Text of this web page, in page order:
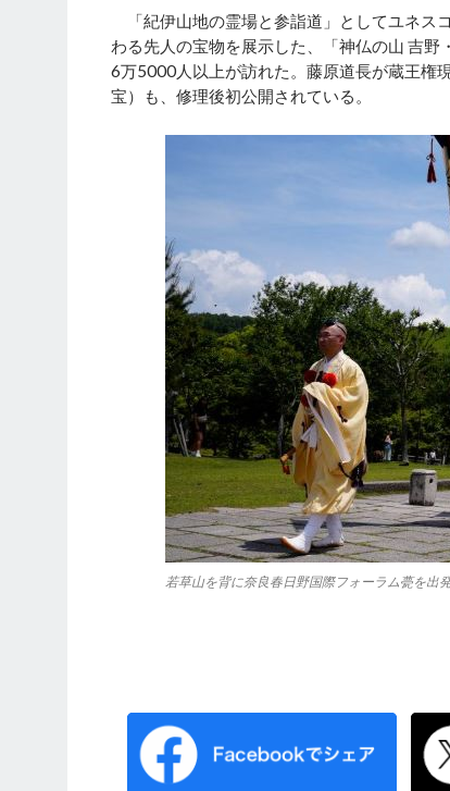
「紀伊山地の霊場と参詣道」としてユネス
わる先人の宝物を展示した、「神仏の山 吉
6万5000人以上が訪れた。藤原道長が蔵王権
宝）も、修理後初公開されている。
若草山を背に奈良春日野国際フォーラム甍を出